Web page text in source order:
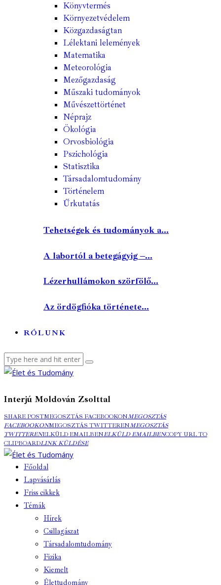
Könyvtermés
Környezetvédelem
Közgazdaságtan
Lélektani lelemények
Matematika
Meteorológia
Mezőgazdaság
Műszaki tudományok
Művészettörténet
Néprajz
Ökológia
Orvosbiológia
Pszichológia
Statisztika
Társadalomtudomány
Történelem
Űrkutatás
Tehetségek és tudományok a...
A labortól a betegágyig –...
Lézerhullámokon szörfölő...
Az ördögfióka története...
RÓLUNK
Interjú Moldován Zsolttal
SHARE POSTMEGOSZTÁS FACEBOOKONMEGOSZTÁS
FACEBOOKONMEGOSZTÁS TWITTERENMEGOSZTÁS
TWITTERENELKÜLD EMAILBENELKÜLD EMAILBENCOPY URL TO
CLIPBOARDLINK KÜLDÉSE
Főoldal
Lapvásárlás
Friss cikkek
Témák
Hírek
Csillagászat
Társadalomtudomány
Fizika
Kiemelt
Élettudomány